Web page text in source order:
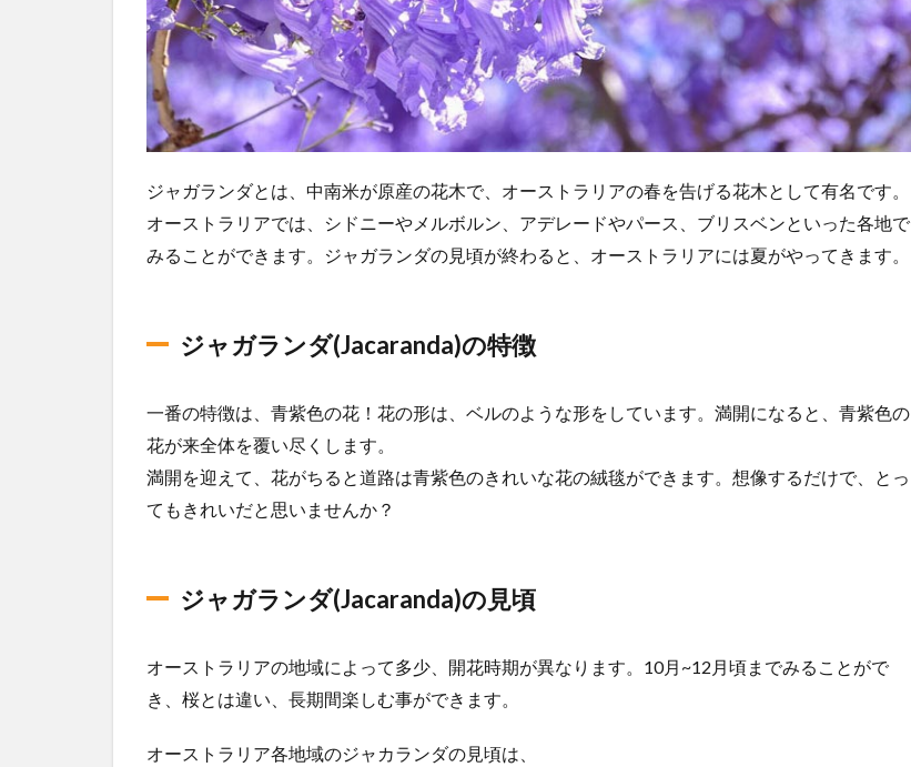
2.1
McDougall
Street
2.2
ビク
アパ
ーク
2.3
ース
2.4
ワバ
ート
ン・
パー
そ
の
す
め
ジャガランダとは、中南米が原産の花木で、オーストラリアの春を告げる花木として有名です。
オーストラリアでは、シドニーやメルボルン、アデレードやパース、ブリスベンといった各地で
みることができます。ジャガランダの見頃が終わると、オーストラリアには夏がやってきます。
ジャガランダ(Jacaranda)の特徴
一番の特徴は、青紫色の花！花の形は、ベルのような形をしています。満開になると、青紫色の
花が来全体を覆い尽くします。
満開を迎えて、花がちると道路は青紫色のきれいな花の絨毯ができます。想像するだけで、とっ
てもきれいだと思いませんか？
ジャガランダ(Jacaranda)の見頃
オーストラリアの地域によって多少、開花時期が異なります。10月~12月頃までみることがで
き、桜とは違い、長期間楽しむ事ができます。
オーストラリア各地域のジャカランダの見頃は、